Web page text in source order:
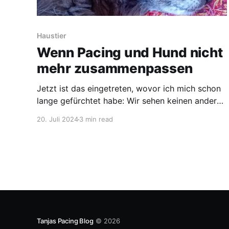
Haustier
Wenn Pacing und Hund nicht
mehr zusammenpassen
Jetzt ist das eingetreten, wovor ich mich schon
lange gefürchtet habe: Wir sehen keinen anderen
20. Juli 20243 min read
Tanjas Pacing Blog© 2026